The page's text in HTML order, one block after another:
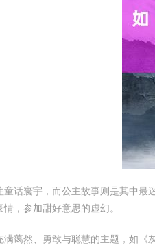
童话寰宇，而公主故事则是其中最
，参加甜好意思的虚幻。
满蔼然、勇敢与聪慧的主题，如《